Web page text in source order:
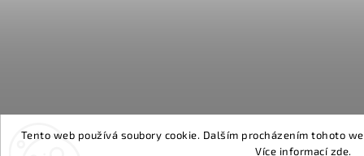
Tento web používá soubory cookie. Dalším procházením tohoto
Více informacízde.